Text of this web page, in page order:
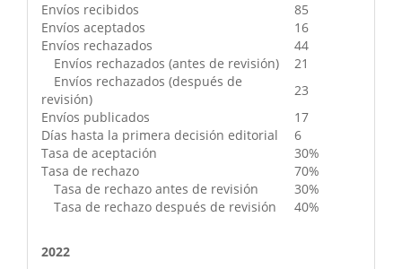
Envíos recibidos
85
Envíos aceptados
16
Envíos rechazados
44
Envíos rechazados (antes de revisión)
21
Envíos rechazados (después de
revisión)
23
Envíos publicados
17
Días hasta la primera decisión editorial
6
Tasa de aceptación
30%
Tasa de rechazo
70%
Tasa de rechazo antes de revisión
30%
Tasa de rechazo después de revisión
40%
2022